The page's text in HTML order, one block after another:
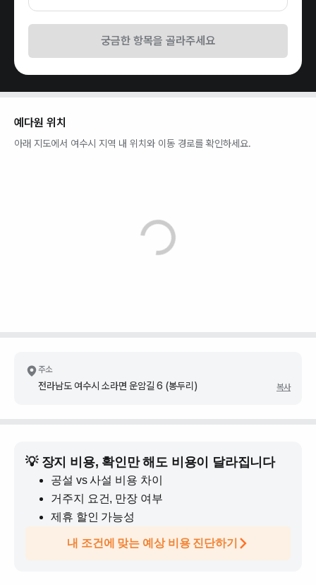
궁금한 항목을 골라주세요
예다원 위치
아래 지도에서 여수시 지역 내 위치와 이동 경로를 확인하세요.
주소
전라남도 여수시 소라면 운암길 6 (봉두리) 복사
💡 장지 비용, 확인만 해도 비용이 달라집니다
공설 vs 사설 비용 차이
거주지 요건, 만장 여부
제휴 할인 가능성
내 조건에 맞는 예상 비용 진단하기